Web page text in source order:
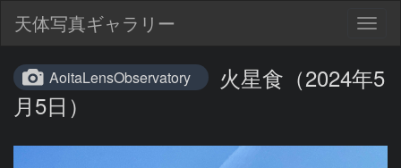
天体写真ギャラリー
AoitaLensObservatory
火星食（2024年5
月5日）